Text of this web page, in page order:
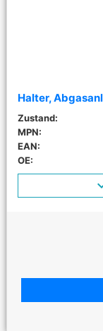
Halter,
Zustand:
MPN:
EAN:
OE: